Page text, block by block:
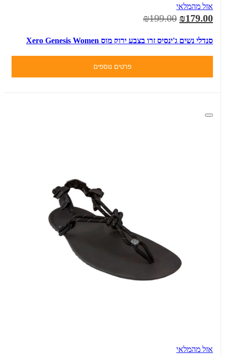
אזל מהמלאי
₪179.00
₪199.00
סנדלי נשים ג'ינסיס זרו בצבע ירוק מוס Xero Genesis Women
פרטים נוספים
אזל מהמלאי